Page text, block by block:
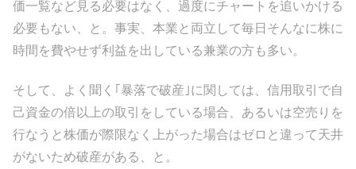
価一覧など見る必要はなく、過度にチャートを追いかける
必要もない、と。事実、本業と両立して毎日そんなに株に
時間を費やせず利益を出している兼業の方も多い。
そして、よく聞く｢暴落で破産｣に関しては、信用取引で自
己資金の倍以上の取引をしている場合、あるいは空売りを
行なうと株価が際限なく上がった場合はゼロと違って天井
がないため破産がある、と。